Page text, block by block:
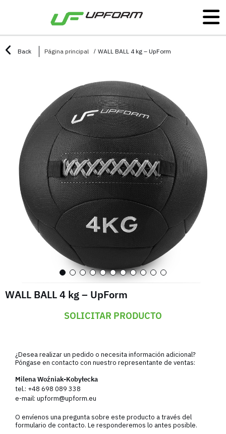
Back Página principal WALL BALL 4 kg – UpForm
WALL BALL 4 kg – UpForm
SOLICITAR PRODUCTO
¿Desea realizar un pedido o necesita información adicional?
Póngase en contacto con nuestro representante de ventas:
Milena Woźniak-Kobyłecka
tel.: +48 698 089 338
e-mail: upform@upform.eu
O envíenos una pregunta sobre este producto a través del
formulario de contacto. Le responderemos lo antes posible.